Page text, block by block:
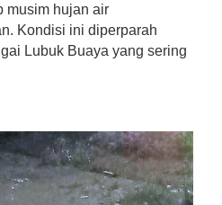
musim hujan air
Kondisi ini diperparah
Lubuk Buaya yang sering